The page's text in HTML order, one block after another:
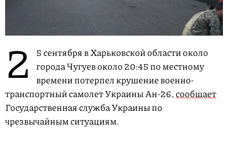
2
5 сентября в Харьковской области около
города Чугуев около 20:45 по местному
времени потерпел крушение военно-
транспортный самолет Украины Ан-26,сообщает
Государственная служба Украины по
чрезвычайным ситуациям.